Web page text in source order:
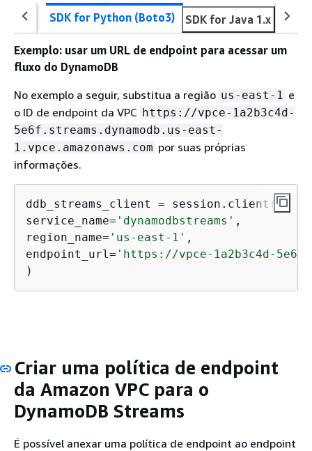
SDK for Python (Boto3) SDK for Java 1.x SDK
Exemplo: usar um URL de endpoint para acessar um
fluxo do DynamoDB
No exemplo a seguir, substitua a região us-east-1 e
o ID de endpoint da VPC https://vpce-1a2b3c4d-
5e6f.streams.dynamodb.us-east-
1.vpce.amazonaws.com por suas próprias
informações.
ddb_streams_client = session.client(
service_name= 'dynamodbstreams' ,
region_name= 'us-east-1' ,
endpoint_url= 'https://vpce-1a2b3c4d-
)
Criar uma política de endpoint
da Amazon VPC para o
DynamoDB Streams
É possível anexar uma política de endpoint ao endpoint